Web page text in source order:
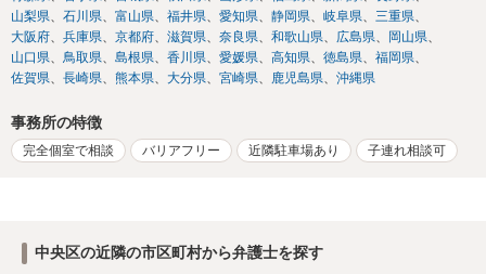
山梨県
石川県 富山県 福井県 愛知県 静岡県 岐阜県
三重県
大阪府
兵庫県 京都府 滋賀県 奈良県 和歌山県 広島県
岡山県
山口県
鳥取県 島根県 香川県 愛媛県 高知県 徳島県
福岡県
佐賀県
長崎県 熊本県 大分県 宮崎県 鹿児島県 沖縄県
事務所の特徴
完全個室で相談 バリアフリー 近隣駐車場あり 子連れ相談可
中央区の近隣の市区町村から弁護士を探す